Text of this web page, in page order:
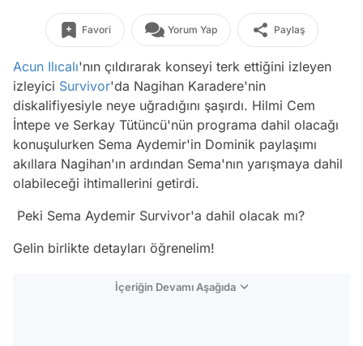
Favori Yorum Yap Paylaş
Acun Ilıcalı'nın çıldırarak konseyi terk ettiğini izleyen
izleyici Survivor'da Nagihan Karadere'nin
diskalifiyesiyle neye uğradığını şaşırdı. Hilmi Cem
İntepe ve Serkay Tütüncü'nün programa dahil olacağı
konuşulurken Sema Aydemir'in Dominik paylaşımı
akıllara Nagihan'ın ardından Sema'nın yarışmaya dahil
olabileceği ihtimallerini getirdi.
Peki Sema Aydemir Survivor'a dahil olacak mı?
Gelin birlikte detayları öğrenelim!
İçeriğin Devamı Aşağıda